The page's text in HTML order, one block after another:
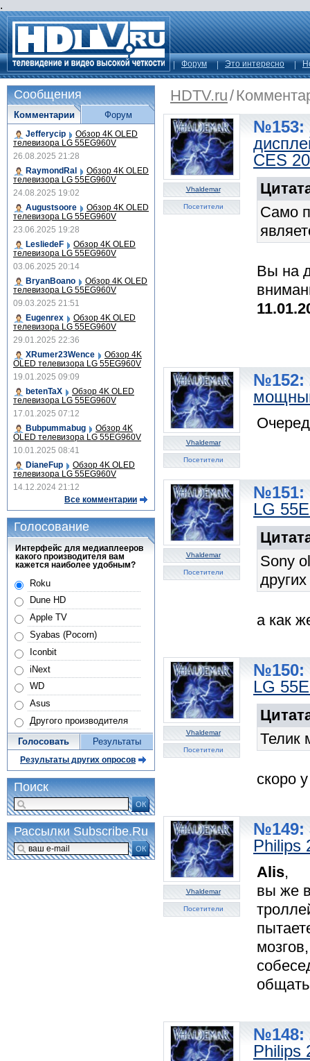
.
Форум Это интересно
HDTV.ru/
Vhaldemar
Посетители
№153:
CES
Само
Вы на
Vhaldemar
Посетители
№152:
Vhaldemar
Посетители
№151:
LG
Sony
а как
Vhaldemar
Посетители
№150:
LG
Телик
скоро
Vhaldemar
Посетители
№149:
Philips
Alis,
вы же
№148:
Philips
Сообщения
Комментарии
Jefferycip Обзор 4K OLED
телевизора LG 55EG960V
26.08.2025 21:28
RaymondRal
Обзор 4K OLED
телевизора LG 55EG960V
24.08.2025 19:02
Augustsoore
Обзор 4K OLED
телевизора LG 55EG960V
23.06.2025 19:28
LesliedeF
Обзор 4K OLED
телевизора LG 55EG960V
03.06.2025 20:14
BryanBoano
Обзор 4K OLED
телевизора LG 55EG960V
09.03.2025 21:51
Eugenrex
Обзор 4K OLED
телевизора LG 55EG960V
29.01.2025 22:36
XRumer23Wence
Обзор 4K
OLED телевизора LG 55EG960V
19.01.2025 09:09
betenTaX
Обзор 4K OLED
телевизора LG 55EG960V
17.01.2025 07:12
Bubpummabug
Обзор 4K
OLED телевизора LG 55EG960V
10.01.2025 08:41
DianeFup
Обзор 4K OLED
телевизора LG 55EG960V
14.12.2024 21:12
Все комментарии
Форум
Голосование
Интерфейс для медиаплееров
какого производителя вам
кажется наиболее удобным?
Roku
Dune HD
Apple TV
Syabas (Pocorn)
Iconbit
iNext
WD
Asus
Другого производителя
Голосовать Результаты
Результаты других опросов
Поиск
ОК
Рассылки Subscribe.Ru
ОК